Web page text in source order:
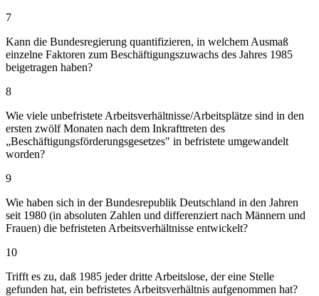
7
Kann die Bundesregierung quantifizieren, in welchem Ausmaß
einzelne Faktoren zum Beschäftigungszuwachs des Jahres 1985
beigetragen haben?
8
Wie viele unbefristete Arbeitsverhältnisse/Arbeitsplätze sind in den
ersten zwölf Monaten nach dem Inkrafttreten des
„Beschäftigungsförderungsgesetzes" in befristete umgewandelt
worden?
9
Wie haben sich in der Bundesrepublik Deutschland in den Jahren
seit 1980 (in absoluten Zahlen und differenziert nach Männern und
Frauen) die befristeten Arbeitsverhältnisse entwickelt?
10
Trifft es zu, daß 1985 jeder dritte Arbeitslose, der eine Stelle
gefunden hat, ein befristetes Arbeitsverhältnis aufgenommen hat?